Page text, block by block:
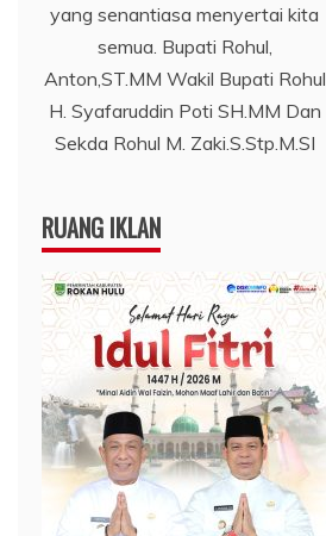
yang senantiasa menyertai kita
semua. Bupati Rohul,
Anton,ST.MM Wakil Bupati Rohul
H. Syafaruddin Poti SH.MM Dan
Sekda Rohul M. Zaki.S.Stp.M.SI
RUANG IKLAN